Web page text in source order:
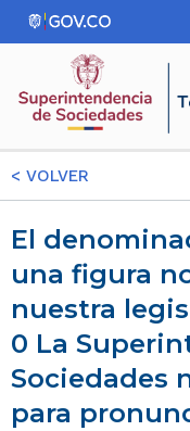
< VOLVER
El denominado Holding es
una figura
nuestra
0 La
Sociedades
para